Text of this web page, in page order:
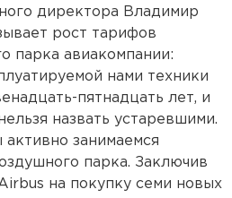
директора Владимир
рост тарифов
парка авиакомпании:
нами техники
пятнадцать лет, и
назвать устаревшими.
занимаемся
парка. Заключив
на покупку семи новых